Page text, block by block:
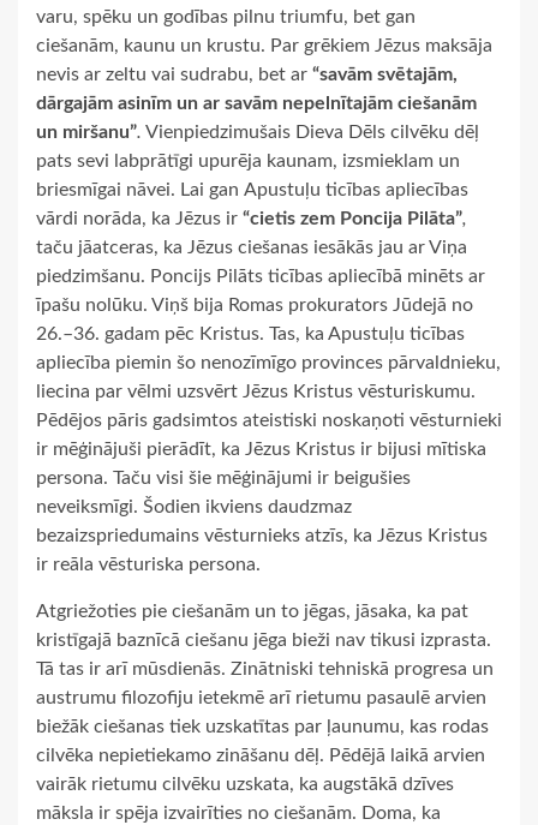
varu, spēku un godības pilnu triumfu, bet gan
ciešanām, kaunu un krustu. Par grēkiem Jēzus maksāja
nevis ar zeltu vai sudrabu, bet ar “savām svētajām,
dārgajām asinīm un ar savām nepelnītajām ciešanām
un miršanu”. Vienpiedzimušais Dieva Dēls cilvēku dēļ
pats sevi labprātīgi upurēja kaunam, izsmieklam un
briesmīgai nāvei. Lai gan Apustuļu ticības apliecības
vārdi norāda, ka Jēzus ir “cietis zem Poncija Pilāta”,
taču jāatceras, ka Jēzus ciešanas iesākās jau ar Viņa
piedzimšanu. Poncijs Pilāts ticības apliecībā minēts ar
īpašu nolūku. Viņš bija Romas prokurators Jūdejā no
26.–36. gadam pēc Kristus. Tas, ka Apustuļu ticības
apliecība piemin šo nenozīmīgo provinces pārvaldnieku,
liecina par vēlmi uzsvērt Jēzus Kristus vēsturiskumu.
Pēdējos pāris gadsimtos ateistiski noskaņoti vēsturnieki
ir mēģinājuši pierādīt, ka Jēzus Kristus ir bijusi mītiska
persona. Taču visi šie mēģinājumi ir beigušies
neveiksmīgi. Šodien ikviens daudzmaz
bezaizspriedumains vēsturnieks atzīs, ka Jēzus Kristus
ir reāla vēsturiska persona.
Atgriežoties pie ciešanām un to jēgas, jāsaka, ka pat
kristīgajā baznīcā ciešanu jēga bieži nav tikusi izprasta.
Tā tas ir arī mūsdienās. Zinātniski tehniskā progresa un
austrumu filozofiju ietekmē arī rietumu pasaulē arvien
biežāk ciešanas tiek uzskatītas par ļaunumu, kas rodas
cilvēka nepietiekamo zināšanu dēļ. Pēdējā laikā arvien
vairāk rietumu cilvēku uzskata, ka augstākā dzīves
māksla ir spēja izvairīties no ciešanām. Doma, ka